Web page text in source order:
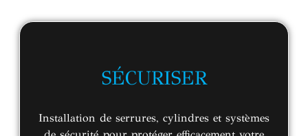
SÉCURISER
Installation de serrures, cylindres et systèmes